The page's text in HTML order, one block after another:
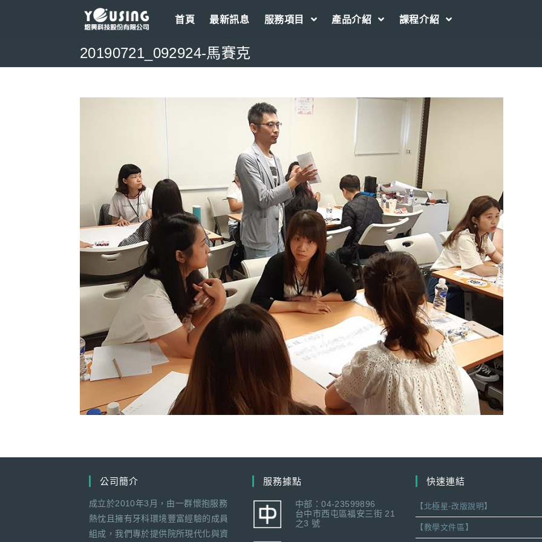
首頁 最新訊息 服務項目 產品介紹 課程介紹
20190721_092924-馬賽克
公司簡介
成立於2010年3月，由一群懷抱服務
熱忱且擁有牙科環境豐富經驗的成員
組成，我們專於提供院所現代化與資
服務據點
中部：04-23599896
台中市西屯區福安三街 21
之3 號
快速連結
【北極星-改版說明】
【教學文件區】